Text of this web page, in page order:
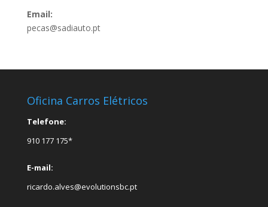
Email:
pecas@sadiauto.pt
Oficina Carros Elétricos
Telefone:
910 177 175*
E-mail:
ricardo.alves@evolutionsbc.pt